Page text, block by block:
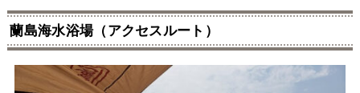
蘭島海水浴場（アクセスルート）